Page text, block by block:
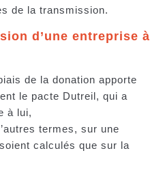
de la transmission.
d’une entreprise à
de la donation apporte
le pacte Dutreil, qui a
à lui,
termes, sur une
calculés que sur la